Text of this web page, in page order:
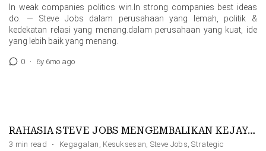
In weak companies politics win.In strong companies best ideas
do. — Steve Jobs dalam perusahaan yang lemah, politik &
kedekatan relasi yang menang.dalam perusahaan yang kuat, ide
yang lebih baik yang menang.
0 · 6y 6mo ago
RAHASIA STEVE JOBS MENGEMBALIKAN KEJAYAAN APPLE
3 min read · Kegagalan , Kesuksesan, Steve Jobs,Strategic